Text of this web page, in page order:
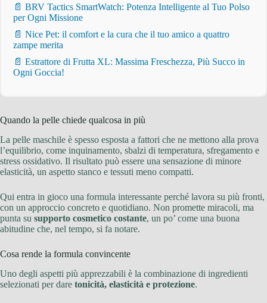
📄 BRV Tactics SmartWatch: Potenza Intelligente al Tuo Polso
per Ogni Missione
📄 Nice Pet: il comfort e la cura che il tuo amico a quattro
zampe merita
📄 Estrattore di Frutta XL: Massima Freschezza, Più Succo in
Ogni Goccia!
Quando la pelle chiede qualcosa in più
La pelle maschile è spesso esposta a fattori che ne mettono alla prova
l’equilibrio, come inquinamento, sbalzi di temperatura, sfregamento e
stress ossidativo. Il risultato può essere una sensazione di minore
elasticità, un aspetto stanco e tessuti meno compatti.
Qui entra in gioco una formula interessante perché lavora su più fronti,
con un approccio concreto e quotidiano. Non promette miracoli, ma
punta su supporto cosmetico costante, un po’ come una buona
abitudine che, nel tempo, si fa notare.
Cosa rende la formula convincente
Uno degli aspetti più apprezzabili è la combinazione di ingredienti
selezionati per dare tonicità, elasticità e protezione.